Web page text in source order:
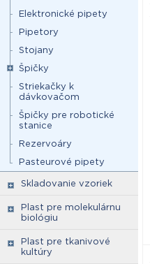
Elektronické pipety
Pipetory
Stojany
Špičky
Striekačky k
dávkovačom
Špičky pre robotické
stanice
Rezervoáry
Pasteurové pipety
Skladovanie vzoriek
Plast pre molekulárnu
biológiu
Plast pre tkanivové
kultúry